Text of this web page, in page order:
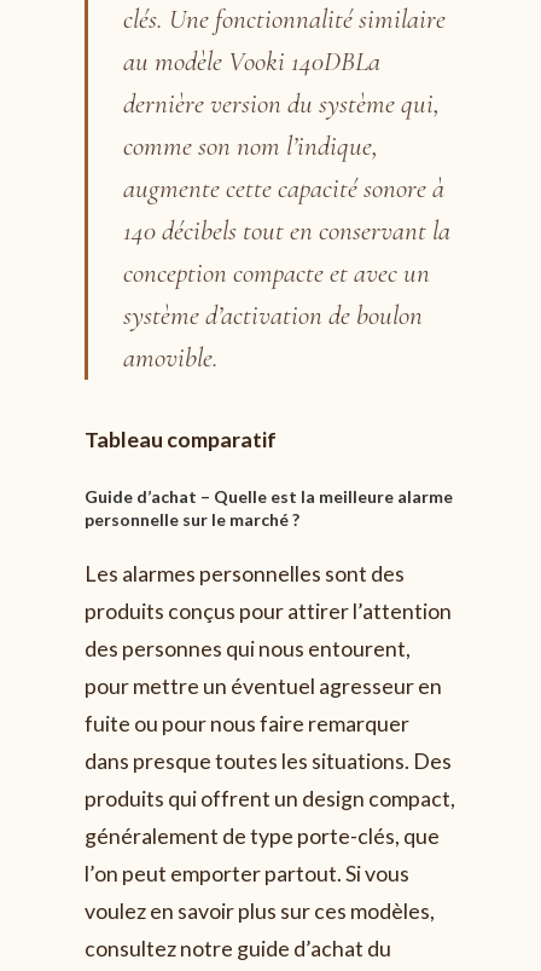
clés. Une fonctionnalité similaire
au modèle Vooki 140DBLa
dernière version du système qui,
comme son nom l’indique,
augmente cette capacité sonore à
140 décibels tout en conservant la
conception compacte et avec un
système d’activation de boulon
amovible.
Tableau comparatif
Guide d’achat – Quelle est la meilleure alarme
personnelle sur le marché ?
Les alarmes personnelles sont des
produits conçus pour attirer l’attention
des personnes qui nous entourent,
pour mettre un éventuel agresseur en
fuite ou pour nous faire remarquer
dans presque toutes les situations. Des
produits qui offrent un design compact,
généralement de type porte-clés, que
l’on peut emporter partout. Si vous
voulez en savoir plus sur ces modèles,
consultez notre guide d’achat du